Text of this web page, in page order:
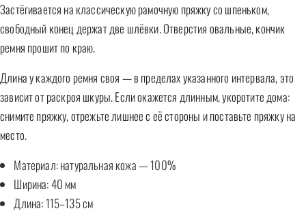
Застёгивается на классическую рамочную пряжку со шпеньком,
свободный конец держат две шлёвки. Отверстия овальные, кончик
ремня прошит по краю.
Длина у каждого ремня своя — в пределах указанного интервала, это
зависит от раскроя шкуры. Если окажется длинным, укоротите дома:
снимите пряжку, отрежьте лишнее с её стороны и поставьте пряжку на
место.
Материал: натуральная кожа — 100%
Ширина: 40 мм
Длина: 115–135 см